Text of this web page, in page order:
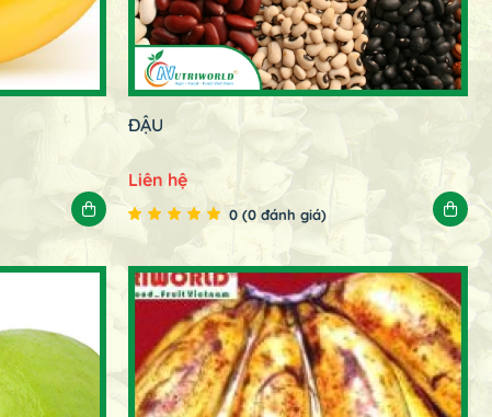
ĐẬU
Liên hệ
0 (0 đánh giá)